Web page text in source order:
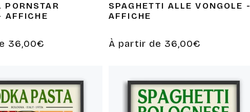
PORNSTAR
AFFICHE
36,00€
SPAGHETTI ALLE VONGOLE -
AFFICHE
Prix
À partir de 36,00€